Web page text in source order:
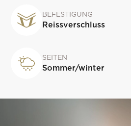
BEFESTIGUNG
Reissverschluss
SEITEN
Sommer/winter